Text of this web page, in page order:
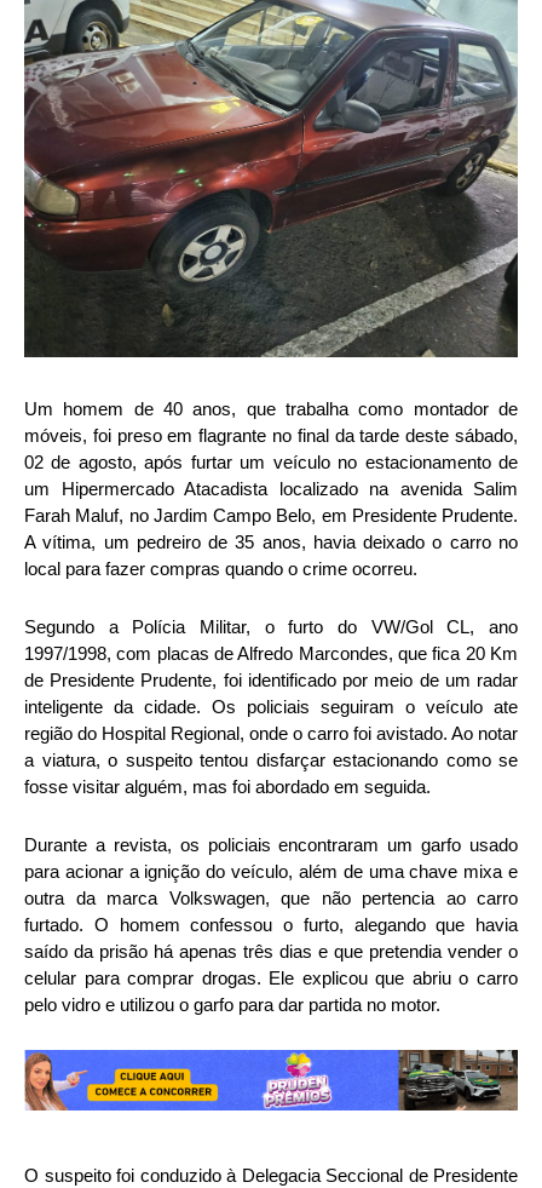
Um homem de 40 anos, que trabalha como montador de
móveis, foi preso em flagrante no final da tarde deste sábado,
02 de agosto, após furtar um veículo no estacionamento de
um Hipermercado Atacadista localizado na avenida Salim
Farah Maluf, no Jardim Campo Belo, em Presidente Prudente.
A vítima, um pedreiro de 35 anos, havia deixado o carro no
local para fazer compras quando o crime ocorreu.
Segundo a Polícia Militar, o furto do VW/Gol CL, ano
1997/1998, com placas de Alfredo Marcondes, que fica 20 Km
de Presidente Prudente, foi identificado por meio de um radar
inteligente da cidade. Os policiais seguiram o veículo ate
região do Hospital Regional, onde o carro foi avistado. Ao notar
a viatura, o suspeito tentou disfarçar estacionando como se
fosse visitar alguém, mas foi abordado em seguida.
Durante a revista, os policiais encontraram um garfo usado
para acionar a ignição do veículo, além de uma chave mixa e
outra da marca Volkswagen, que não pertencia ao carro
furtado. O homem confessou o furto, alegando que havia
saído da prisão há apenas três dias e que pretendia vender o
celular para comprar drogas. Ele explicou que abriu o carro
pelo vidro e utilizou o garfo para dar partida no motor.
O suspeito foi conduzido à Delegacia Seccional de Presidente